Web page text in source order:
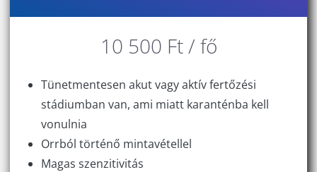
10 500 Ft / fő
Tünetmentesen akut vagy aktív fertőzési
stádiumban van, ami miatt karanténba kell
vonulnia
Orrból történő mintavétellel
Magas szenzitivitás